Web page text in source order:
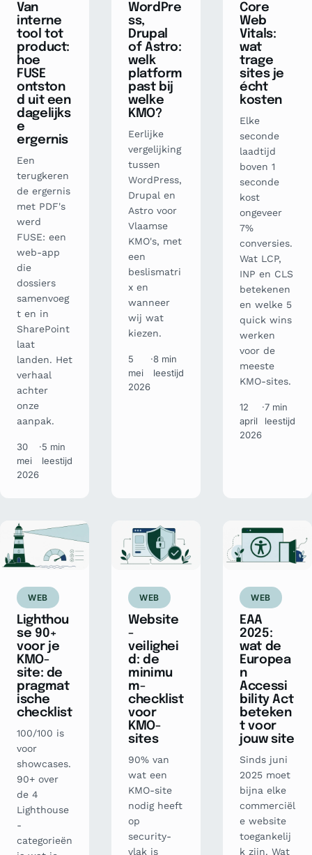
Van
interne
tool tot
product:
hoe
FUSE
ontston
d uit een
dagelijks
e
ergernis
Een
terugkeren
de ergernis
met PDF's
werd
FUSE: een
web-app
die
dossiers
samenvoeg
t en in
SharePoint
laat
landen. Het
verhaal
achter
onze
aanpak.
30
mei
2026
·5 min
leestijd
WordPre
ss,
Drupal
of Astro:
welk
platform
past bij
welke
KMO?
Eerlijke
vergelijking
tussen
WordPress,
Drupal en
Astro voor
Vlaamse
KMO's, met
een
beslismatri
x en
wanneer
wij wat
kiezen.
5
mei
2026
·8 min
leestijd
Core
Web
Vitals:
wat
trage
sites je
écht
kosten
Elke
seconde
laadtijd
boven 1
seconde
kost
ongeveer
7%
conversies.
Wat LCP,
INP en CLS
betekenen
en welke 5
quick wins
werken
voor de
meeste
KMO-sites.
12
april
2026
·7 min
leestijd
WEB
Lighthou
se 90+
voor je
KMO-
site: de
pragmat
ische
checklist
100/100 is
voor
showcases.
90+ over
de 4
Lighthouse
-
categorieën
WEB
Website
-
veilighei
d: de
minimu
m-
checklist
voor
KMO-
sites
90% van
wat een
KMO-site
nodig heeft
op
security-
vlak is
WEB
EAA
2025:
wat de
Europea
n
Accessi
bility Act
beteken
t voor
jouw site
Sinds juni
2025 moet
bijna elke
commerciël
e website
toegankelij
k zijn. Wat